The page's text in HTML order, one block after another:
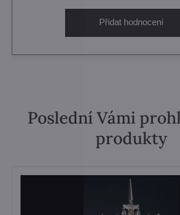
Přidat hodnocení
Poslední Vámi
produkty